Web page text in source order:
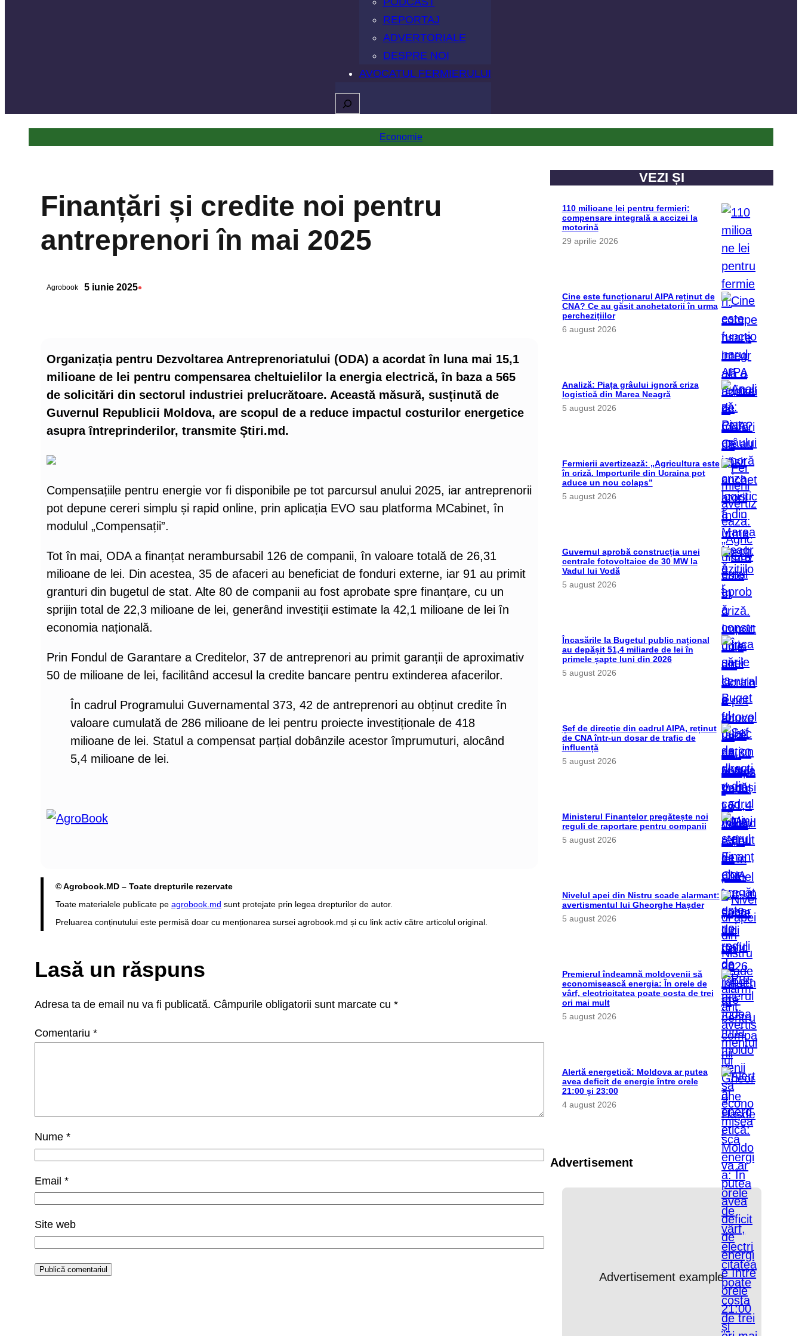
REPORTAJ
ADVERTORIALE
DESPRE NOI
AVOCATUL FERMIERULUI
Caută
Economie
Finanțări și credite noi pentru
antreprenori în mai 2025
Agrobook 5 iunie 2025•
Organizația pentru Dezvoltarea Antreprenoriatului (ODA) a acordat în luna mai 15,1
milioane de lei pentru compensarea cheltuielilor la energia electrică, în baza a 565
de solicitări din sectorul industriei prelucrătoare. Această măsură, susținută de
Guvernul Republicii Moldova, are scopul de a reduce impactul costurilor energetice
asupra întreprinderilor, transmite Știri.md.
Compensațiile pentru energie vor fi disponibile pe tot parcursul anului 2025, iar antreprenorii
pot depune cereri simplu și rapid online, prin aplicația EVO sau platforma MCabinet, în
modulul „Compensații”.
Tot în mai, ODA a finanțat nerambursabil 126 de companii, în valoare totală de 26,31
milioane de lei. Din acestea, 35 de afaceri au beneficiat de fonduri externe, iar 91 au primit
granturi din bugetul de stat. Alte 80 de companii au fost aprobate spre finanțare, cu un
sprijin total de 22,3 milioane de lei, generând investiții estimate la 42,1 milioane de lei în
economia națională.
Prin Fondul de Garantare a Creditelor, 37 de antreprenori au primit garanții de aproximativ
50 de milioane de lei, facilitând accesul la credite bancare pentru extinderea afacerilor.
În cadrul Programului Guvernamental 373, 42 de antreprenori au obținut credite în
valoare cumulată de 286 milioane de lei pentru proiecte investiționale de 418
milioane de lei. Statul a compensat parțial dobânzile acestor împrumuturi, alocând
5,4 milioane de lei.
© Agrobook.MD – Toate drepturile rezervate
Toate materialele publicate pe agrobook.md sunt protejate prin legea drepturilor de autor.
Preluarea conținutului este permisă doar cu menționarea sursei agrobook.md și cu link activ către articolul original.
Lasă un răspuns
Adresa ta de email nu va fi publicată. Câmpurile obligatorii sunt marcate cu *
Comentariu *
Nume *
Email *
Site web
VEZI ȘI
110 milioane lei pentru fermieri:
compensare integrală a accizei la
motorină
29 aprilie 2026
Cine este funcționarul AIPA reținut de
CNA? Ce au găsit anchetatorii în urma
perchezițiilor
6 august 2026
Analiză: Piața grâului ignoră criza
logistică din Marea Neagră
5 august 2026
Fermierii avertizează: „Agricultura este
în criză. Importurile din Ucraina pot
aduce un nou colaps”
5 august 2026
Guvernul aprobă construcția unei
centrale fotovoltaice de 30 MW la
Vadul lui Vodă
5 august 2026
Încasările la Bugetul public național
au depășit 51,4 miliarde de lei în
primele șapte luni din 2026
5 august 2026
Șef de direcție din cadrul AIPA, reținut
de CNA într-un dosar de trafic de
influență
5 august 2026
Ministerul Finanțelor pregătește noi
reguli de raportare pentru companii
5 august 2026
Nivelul apei din Nistru scade alarmant:
avertismentul lui Gheorghe Hașder
5 august 2026
Premierul îndeamnă moldovenii să
economisească energia: În orele de
vârf, electricitatea poate costa de trei
ori mai mult
5 august 2026
Alertă energetică: Moldova ar putea
avea deficit de energie între orele
21:00 și 23:00
4 august 2026
Advertisement
Advertisement example